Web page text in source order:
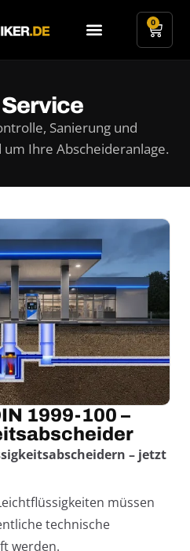
0
Sanierung und
um Ihre Abscheideranlage.
1999-100 –
– jetzt
müssen
technische
werden.